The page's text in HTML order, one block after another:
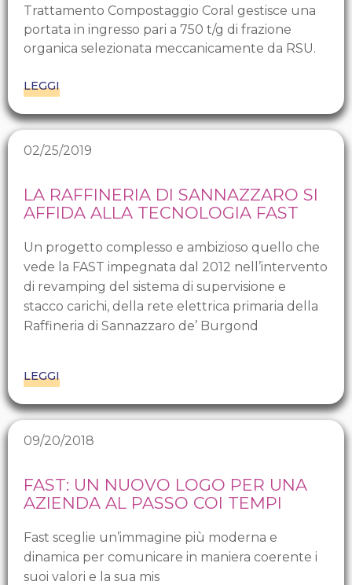
Trattamento Compostaggio Coral gestisce una
portata in ingresso pari a 750 t/g di frazione
organica selezionata meccanicamente da RSU.
LEGGI
02/25/2019
LA RAFFINERIA DI SANNAZZARO SI
AFFIDA ALLA TECNOLOGIA FAST
Un progetto complesso e ambizioso quello che
vede la FAST impegnata dal 2012 nell’intervento
di revamping del sistema di supervisione e
stacco carichi, della rete elettrica primaria della
Raffineria di Sannazzaro de’ Burgond
LEGGI
09/20/2018
FAST: UN NUOVO LOGO PER UNA
AZIENDA AL PASSO COI TEMPI
Fast sceglie un’immagine più moderna e
dinamica per comunicare in maniera coerente i
suoi valori e la sua mis